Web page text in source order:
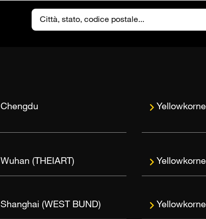
Chengdu
Wuhan (THEIART)
Shanghai (WEST BUND)